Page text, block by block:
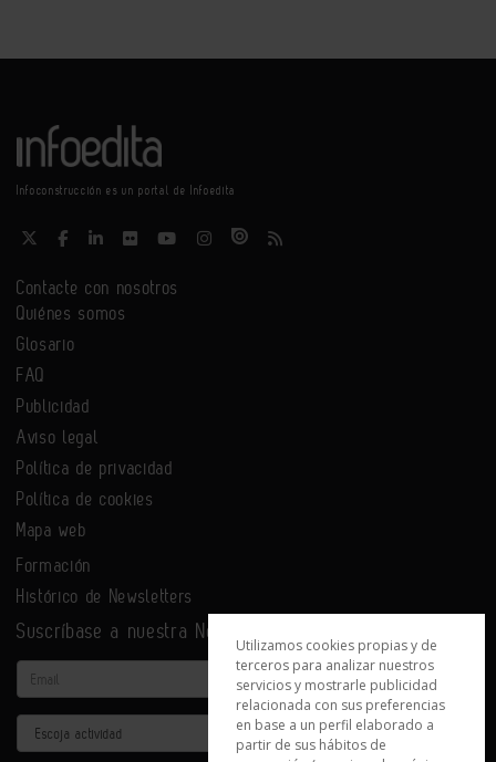
Infoconstrucción es un portal de Infoedita
Contacte con nosotros
Quiénes somos
Glosario
FAQ
Publicidad
Aviso legal
Política de privacidad
Política de cookies
Mapa web
Formación
Histórico de Newsletters
Suscríbase a nuestra Newsletter
Email
Actividad
Utilizamos cookies propias y de
terceros para analizar nuestros
servicios y mostrarle publicidad
relacionada con sus preferencias
en base a un perfil elaborado a
partir de sus hábitos de